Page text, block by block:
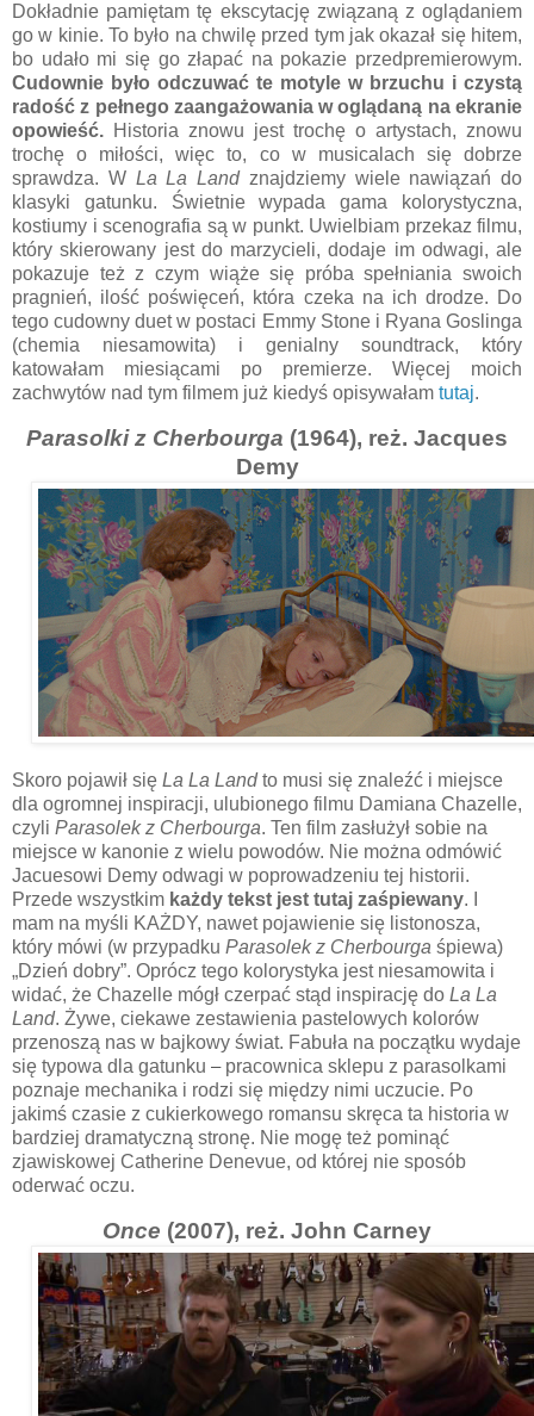
Dokładnie pamiętam tę ekscytację związaną z oglądaniem
go w kinie. To było na chwilę przed tym jak okazał się hitem,
bo udało mi się go złapać na pokazie przedpremierowym.
Cudownie było odczuwać te motyle w brzuchu i czystą
radość z pełnego zaangażowania w oglądaną na ekranie
opowieść. Historia znowu jest trochę o artystach, znowu
trochę o miłości, więc to, co w musicalach się dobrze
sprawdza. W La La Land znajdziemy wiele nawiązań do
klasyki gatunku. Świetnie wypada gama kolorystyczna,
kostiumy i scenografia są w punkt. Uwielbiam przekaz filmu,
który skierowany jest do marzycieli, dodaje im odwagi, ale
pokazuje też z czym wiąże się próba spełniania swoich
pragnień, ilość poświęceń, która czeka na ich drodze. Do
tego cudowny duet w postaci Emmy Stone i Ryana Goslinga
(chemia niesamowita) i genialny soundtrack, który
katowałam miesiącami po premierze. Więcej moich
zachwytów nad tym filmem już kiedyś opisywałam tutaj.
Parasolki z Cherbourga (1964), reż. Jacques
Demy
Skoro pojawił się La La Landto musi się znaleźć i miejsce
dla ogromnej inspiracji, ulubionego filmu Damiana Chazelle,
czyli Parasolek z Cherbourga. Ten film zasłużył sobie na
miejsce w kanonie z wielu powodów. Nie można odmówić
Jacuesowi Demy odwagi w poprowadzeniu tej historii.
Przede wszystkim każdy tekst jest tutaj zaśpiewany. I
mam na myśli KAŻDY, nawet pojawienie się listonosza,
który mówi (w przypadku Parasolek z Cherbourga śpiewa)
„Dzień dobry”. Oprócz tego kolorystyka jest niesamowita i
widać, że Chazelle mógł czerpać stąd inspirację do La La
Land. Żywe, ciekawe zestawienia pastelowych kolorów
przenoszą nas w bajkowy świat. Fabuła na początku wydaje
się typowa dla gatunku –pracownica sklepu z parasolkami
poznaje mechanika i rodzi się między nimi uczucie. Po
jakimś czasie z cukierkowego romansu skręca ta historia w
bardziej dramatyczną stronę. Nie mogę też pominąć
zjawiskowej Catherine Denevue, od której nie sposób
oderwać oczu.
Once (2007), reż. John Carney